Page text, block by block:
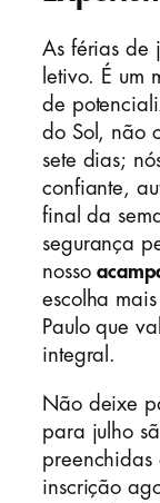
As férias de
letivo. É um
de
do Sol, não
sete dias;
confiante,
final da
segurança
nosso
escolha
Paulo que
integral.
Não deixe
para julho
preenchidas
inscrição